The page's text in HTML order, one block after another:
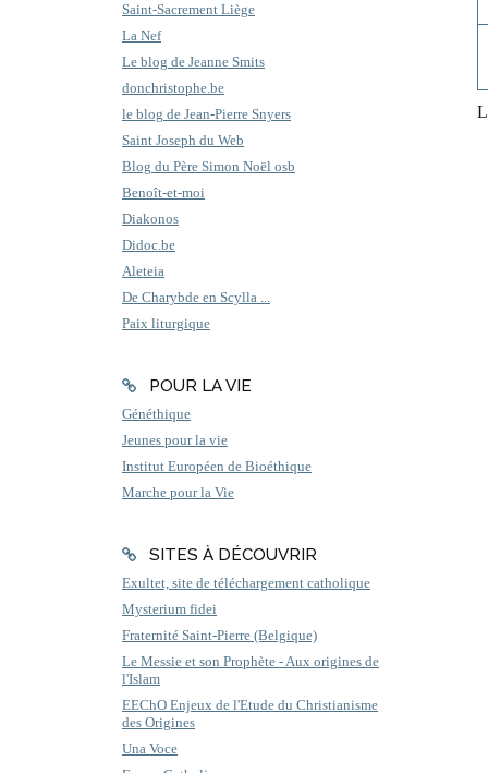
Saint-Sacrement Liège
La Nef
Le blog de Jeanne Smits
donchristophe.be
le blog de Jean-Pierre Snyers
Saint Joseph du Web
Blog du Père Simon Noël osb
Benoît-et-moi
Diakonos
Didoc.be
Aleteia
De Charybde en Scylla ...
Paix liturgique
POUR LA VIE
Généthique
Jeunes pour la vie
Institut Européen de Bioéthique
Marche pour la Vie
SITES À DÉCOUVRIR
Exultet, site de téléchargement catholique
Mysterium fidei
Fraternité Saint-Pierre (Belgique)
Le Messie et son Prophète - Aux origines de
l'Islam
EEChO Enjeux de l'Etude du Christianisme
des Origines
Una Voce